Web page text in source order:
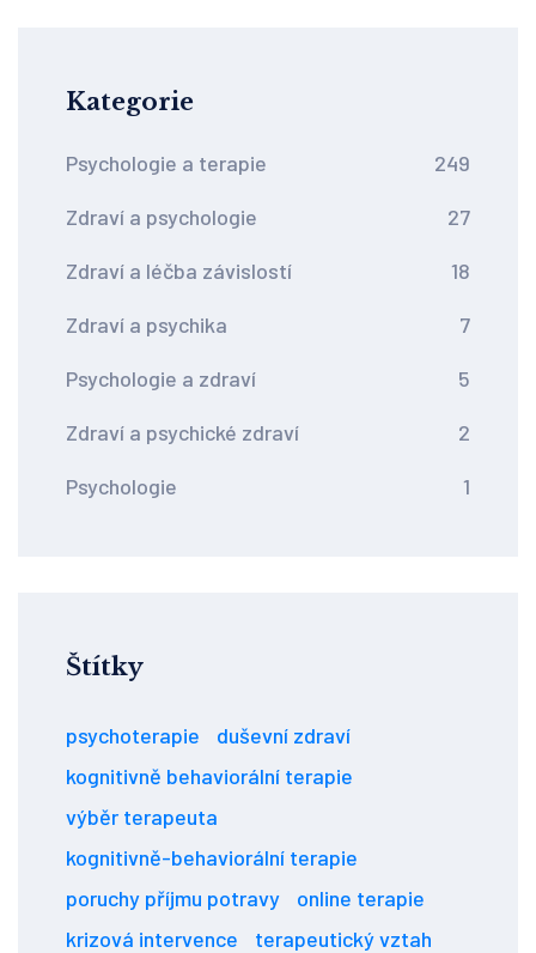
Kategorie
Psychologie a terapie 249
Zdraví a psychologie 27
Zdraví a léčba závislostí 18
Zdraví a psychika 7
Psychologie a zdraví 5
Zdraví a psychické zdraví 2
Psychologie 1
Štítky
psychoterapie
duševní zdraví
kognitivně behaviorální terapie
výběr terapeuta
kognitivně-behaviorální terapie
poruchy příjmu potravy
online terapie
krizová intervence
terapeutický vztah